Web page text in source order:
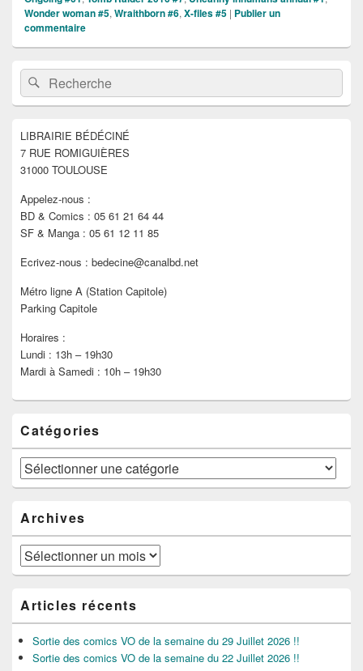
Wonder woman #5, Wraithborn #6, X-files #5 | Publier un
commentaire
Zone
principale
de
widget
barre
latérale
Recherche :Rechercher
LIBRAIRIE BÉDÉCINÉ
7 RUE ROMIGUIÈRES
31000 TOULOUSE
Appelez-nous :
BD & Comics : 05 61 21 64 44
SF & Manga : 05 61 12 11 85
Ecrivez-nous : bedecine@canalbd.net
Métro ligne A (Station Capitole)
Parking Capitole
Horaires :
Lundi : 13h – 19h30
Mardi à Samedi : 10h – 19h30
Catégories
Catégories
Archives
Archives
Articles récents
Sortie des comics VO de la semaine du 29 Juillet 2026 !!
Sortie des comics VO de la semaine du 22 Juillet 2026 !!